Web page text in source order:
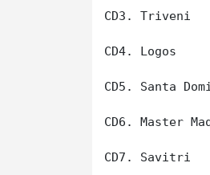
CD3. Triveni
CD4. Logos
CD5. Santa
CD6. Master
CD7. Savitri